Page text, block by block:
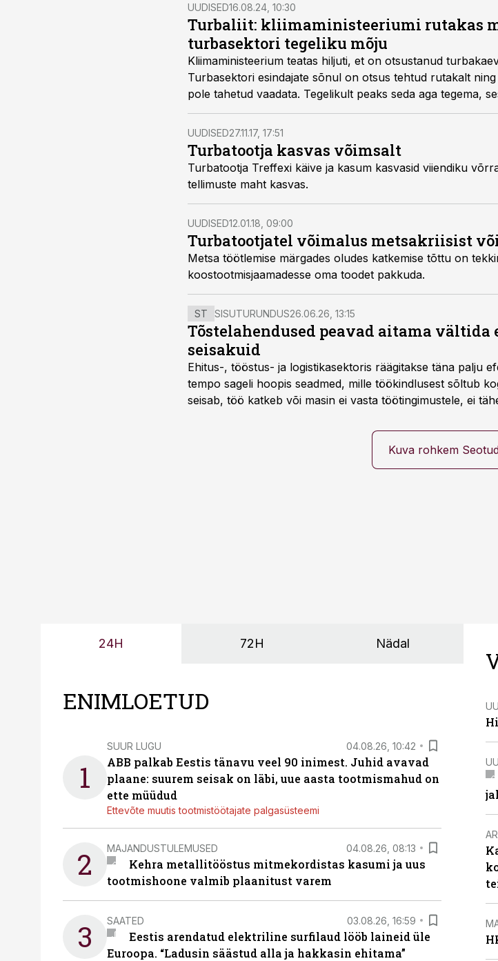
UUDISED16.08.24, 10:30
Turbaliit: kliimaministeeriumi rutakas
turbasektori tegeliku mõju
Kliimaministeerium teatas hiljuti, et on otsustanud
Turbasektori esindajate sõnul on otsus tehtud rutakalt
pole tahetud vaadata. Tegelikult peaks seda aga tegema,
roll, rõhutab turbaliit.
UUDISED27.11.17, 17:51
Turbatootja kasvas võimsalt
Turbatootja Treffexi käive ja kasum kasvasid viiendiku
tellimuste maht kasvas.
UUDISED12.01.18, 09:00
Turbatootjatel võimalus metsakriisist
Metsa töötlemise märgades oludes katkemise tõttu on
koostootmisjaamadesse oma toodet pakkuda.
ST SISUTURUNDUS26.06.26, 13:15
Tõstelahendused peavad aitama
seisakuid
Ehitus-, tööstus- ja logistikasektoris räägitakse täna palju
tempo sageli hoopis seadmed, mille töökindlusest sõltub
seisab, töö katkeb või masin ei vasta töötingimustele, ei
Kuva rohkem
24H 72H Nädal
ENIMLOETUD
1
SUUR LUGU 04.08.26, 10:42
ABB palkab Eestis tänavu veel 90 inimest. Juhid avavad
plaane: suurem seisak on läbi, uue aasta tootmismahud on
ette müüdud
Ettevõte muutis tootmistöötajate palgasüsteemi
2 MAJANDUSTULEMUSED 04.08.26, 08:13
Kehra metallitööstus mitmekordistas kasumi ja uus
tootmishoone valmib plaanitust varem
3 SAATED 03.08.26, 16:59
Eestis arendatud elektriline surfilaud lööb laineid üle
Euroopa. “Ladusin säästud alla ja hakkasin ehitama”